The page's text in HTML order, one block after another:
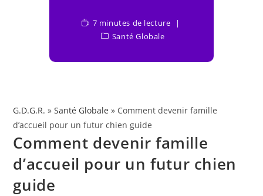
7 minutes de lecture
Santé Globale
G.D.G.R. »Santé Globale » Comment devenir famille
d’accueil pour un futur chien guide
Comment devenir famille
d’accueil pour un futur chien
guide